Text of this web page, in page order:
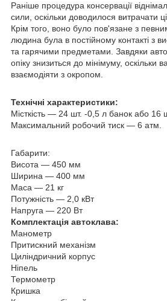
Раніше процедура консервації
сили, оскільки доводилося витрачати
Крім того, воно було пов'язане з
людина була в постійному контакті з
та гарячими предметами. Завдяки
опіку знизиться до мінімуму, оскільки
взаємодіяти з окропом.
Технічні характеристики:
Місткість — 24 шт. -0,5 л банок або
Максимальний робочий тиск — 6 атм.
Габарити:
Висота — 450 мм
Ширина — 400 мм
Маса — 21 кг
Потужність — 2,0 кВт
Напруга — 220 Вт
Комплектація автоклава:
Манометр
Притискний механізм
Циліндричний корпус
Ніпель
Термометр
Кришка